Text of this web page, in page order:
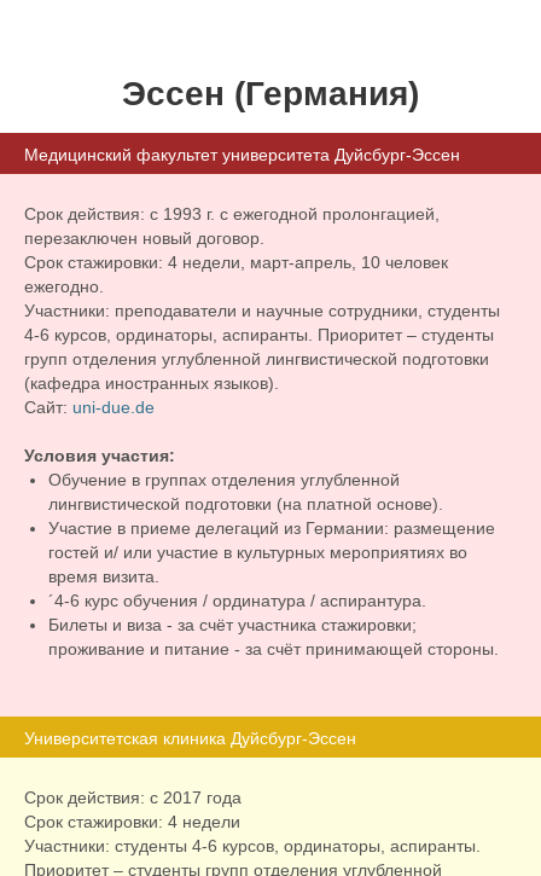
Эссен (Германия)
Медицинский факультет университета Дуйсбург-Эссен
Срок действия: с 1993 г. с ежегодной пролонгацией,
перезаключен новый договор.
Срок стажировки: 4 недели, март-апрель, 10 человек
ежегодно.
Участники: преподаватели и научные сотрудники, студенты
4-6 курсов, ординаторы, аспиранты. Приоритет – студенты
групп отделения углубленной лингвистической подготовки
(кафедра иностранных языков).
Сайт: uni-due.de
Условия участия:
Обучение в группах отделения углубленной
лингвистической подготовки (на платной основе).
Участие в приеме делегаций из Германии: размещение
гостей и/ или участие в культурных мероприятиях во
время визита.
´4-6 курс обучения / ординатура / аспирантура.
Билеты и виза - за счёт участника стажировки;
проживание и питание - за счёт принимающей стороны.
Университетская клиника Дуйсбург-Эссен
Срок действия: с 2017 года
Срок стажировки: 4 недели
Участники: студенты 4-6 курсов, ординаторы, аспиранты.
Приоритет – студенты групп отделения углубленной